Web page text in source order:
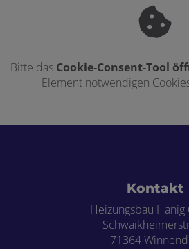
Bitte das Cookie-Consent-Tool
Element notwendigen
Kontakt
Heizungsbau Hanig
71364